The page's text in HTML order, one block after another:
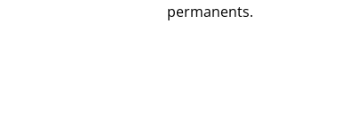
permanents.